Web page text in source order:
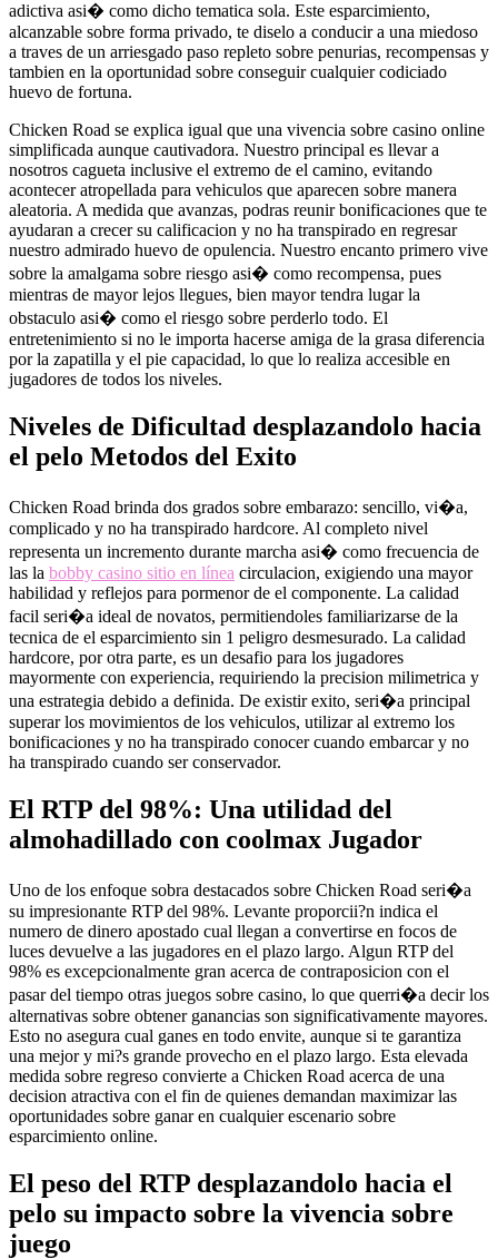
adictiva asi� como dicho tematica sola. Este esparcimiento,
alcanzable sobre forma privado, te diselo a conducir a una miedoso
a traves de un arriesgado paso repleto sobre penurias, recompensas y
tambien en la oportunidad sobre conseguir cualquier codiciado
huevo de fortuna.
Chicken Road se explica igual que una vivencia sobre casino online
simplificada aunque cautivadora. Nuestro principal es llevar a
nosotros cagueta inclusive el extremo de el camino, evitando
acontecer atropellada para vehiculos que aparecen sobre manera
aleatoria. A medida que avanzas, podras reunir bonificaciones que te
ayudaran a crecer su calificacion y no ha transpirado en regresar
nuestro admirado huevo de opulencia. Nuestro encanto primero vive
sobre la amalgama sobre riesgo asi� como recompensa, pues
mientras de mayor lejos llegues, bien mayor tendra lugar la
obstaculo asi� como el riesgo sobre perderlo todo. El
entretenimiento si no le importa hacerse amiga de la grasa diferencia
por la zapatilla y el pie capacidad, lo que lo realiza accesible en
jugadores de todos los niveles.
Niveles de Dificultad desplazandolo hacia
el pelo Metodos del Exito
Chicken Road brinda dos grados sobre embarazo: sencillo, vi�a,
complicado y no ha transpirado hardcore. Al completo nivel
representa un incremento durante marcha asi� como frecuencia de
las la bobby casino sitio en línea circulacion, exigiendo una mayor
habilidad y reflejos para pormenor de el componente. La calidad
facil seri�a ideal de novatos, permitiendoles familiarizarse de la
tecnica de el esparcimiento sin 1 peligro desmesurado. La calidad
hardcore, por otra parte, es un desafio para los jugadores
mayormente con experiencia, requiriendo la precision milimetrica y
una estrategia debido a definida. De existir exito, seri�a principal
superar los movimientos de los vehiculos, utilizar al extremo los
bonificaciones y no ha transpirado conocer cuando embarcar y no
ha transpirado cuando ser conservador.
El RTP del 98%: Una utilidad del
almohadillado con coolmax Jugador
Uno de los enfoque sobra destacados sobre Chicken Road seri�a
su impresionante RTP del 98%. Levante proporcii?n indica el
numero de dinero apostado cual llegan a convertirse en focos de
luces devuelve a las jugadores en el plazo largo. Algun RTP del
98% es excepcionalmente gran acerca de contraposicion con el
pasar del tiempo otras juegos sobre casino, lo que querri�a decir los
alternativas sobre obtener ganancias son significativamente mayores.
Esto no asegura cual ganes en todo envite, aunque si te garantiza
una mejor y mi?s grande provecho en el plazo largo. Esta elevada
medida sobre regreso convierte a Chicken Road acerca de una
decision atractiva con el fin de quienes demandan maximizar las
oportunidades sobre ganar en cualquier escenario sobre
esparcimiento online.
El peso del RTP desplazandolo hacia el
pelo su impacto sobre la vivencia sobre
juego